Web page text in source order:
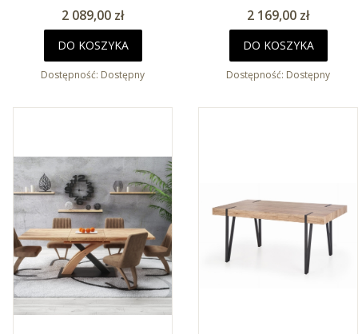
Cena
2 089,00 zł
DO KOSZYKA
Dostępność: Dostępny
Cena
2 169,00 zł
DO KOSZYKA
Dostępność: Dostępny